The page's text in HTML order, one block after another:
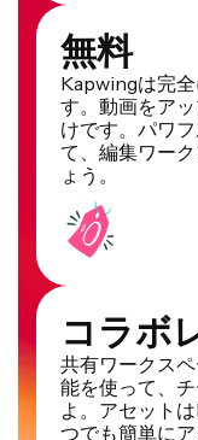
無料
Kapwingは完
す。動画をア
けです。パワ
て、編集ワー
ょう。
コラボ
共有ワークス
能を使って、
よ。アセット
つでも簡単に